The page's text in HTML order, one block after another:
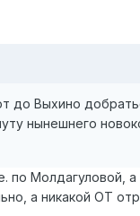
до Выхино
нынешнего
по
а никакой ОТ